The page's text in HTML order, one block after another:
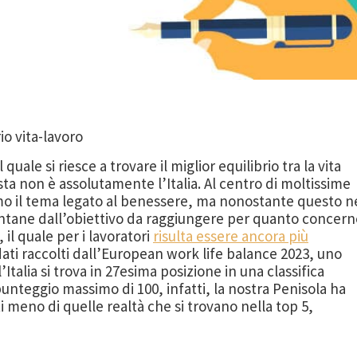
vita-lavoro
si riesce a trovare il miglior equilibrio tra la vita
non è assolutamente l’Italia. Al centro di moltissime
il tema legato al benessere, ma nonostante questo
dall’obiettivo da raggiungere per quanto
quale per i lavoratori risulta essere ancora più
raccolti dall’European work life balance 2023, uno
si trova in 27esima posizione in una classifica
massimo di 100, infatti, la nostra Penisola ha
di quelle realtà che si trovano nella top 5,